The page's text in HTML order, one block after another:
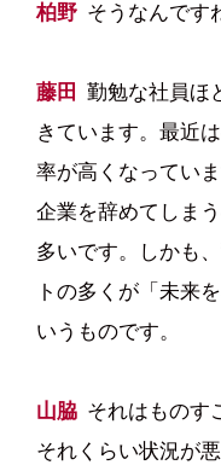
柏野 そうなんです
藤田 勤勉な社員ほ
きています。最近
率が高くなってい
企業を辞めてしま
多いです。しかも
トの多くが「未来
いうものです。
山脇 それはものす
それくらい状況が